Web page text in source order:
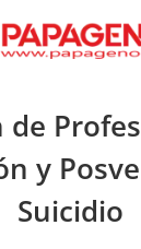
de
y
Suicidio